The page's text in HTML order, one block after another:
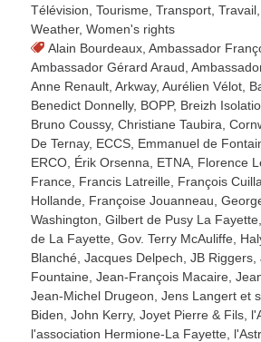
Télévision ,Tourisme ,Transport ,Travail
Weather,Women's rights
Alain Bourdeaux ,Ambassador
Ambassador Gérard Araud ,
Anne Renault ,Arkway,Aurélien Vélot
Benedict Donnelly, BOPP, Breizh
Bruno Coussy,Christiane Taubira ,
De Ternay, ECCS Emmanuel de
ERCO Érik Orsenna ETNA Florence
France Francis Latreille François
Hollande Françoise Jouanneau ,
Washington ,Gilbert de Pusy La Fayette
de La Fayette ,Gov. Terry McAuliffe
Blanché ,Jacques Delpech ,JB Riggers ,
Fountaine ,Jean-François Macaire ,
Jean-Michel Drugeon ,Jens Langert et
Biden ,John Kerry,Joyet Pierre & Fils
l'association Hermione-La Fayette